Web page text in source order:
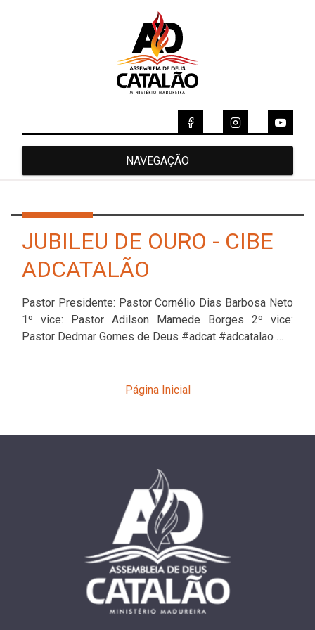
NAVEGAÇÃO
JUBILEU DE OURO - CIBE
ADCATALÃO
Pastor Presidente: Pastor Cornélio Dias Barbosa Neto
1º vice: Pastor Adilson Mamede Borges 2º vice:
Pastor Dedmar Gomes de Deus #adcat #adcatalao …
Página Inicial